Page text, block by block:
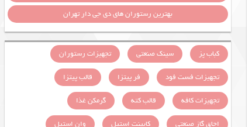
بهترین رستوران های دی جی دار تهران
کباب پز سینک صنعتی
تجهیزات رستوران
تجهیزات فست فود
فر پیتزا
قالب پیتزا
تجهیزات کافه
قالب کته
گرمکن غذا
اجاق گاز صنعتی
کابینت استیل
وان استیل